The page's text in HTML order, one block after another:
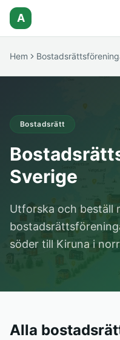
A
Hem
Bostadsrätt
Sverige
Utforska och beställ
söder till Kiruna i
Alla